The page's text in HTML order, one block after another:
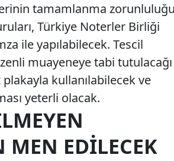
tamamlanma
Türkiye Noterler Birliği
ile yapılabilecek. Tescil
muayeneye tabi tutulacağı
kullanılabilecek ve
yeterli olacak.
MEN EDILECEK